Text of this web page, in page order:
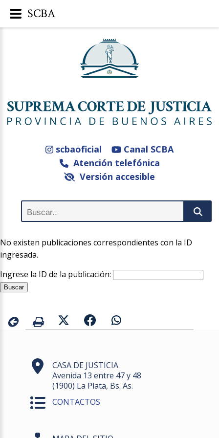
scbaoficial
Canal SCBA
Atención telefónica
Versión accesible
No existen publicaciones correspondientes con la ID
ingresada.
Ingrese la ID de la publicación:
CASA DE JUSTICIA
Avenida 13 entre 47 y 48
(1900) La Plata, Bs. As.
CONTACTOS
SCBA